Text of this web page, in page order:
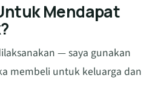
Mendapat
— saya gunakan
membeli untuk keluarga dan